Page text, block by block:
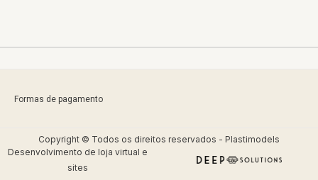
Formas de pagamento
Copyright © Todos os direitos reservados - Plastimodels
Desenvolvimento de loja virtual e
sites